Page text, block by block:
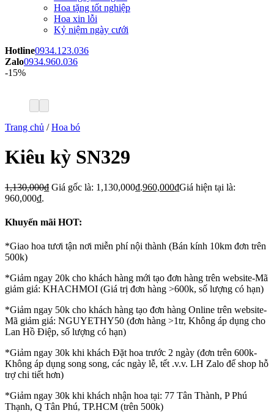
Hoa tặng tốt nghiệp
Hoa xin lỗi
Kỷ niệm ngày cưới
Hotline0934.123.036
Zalo0934.960.036
-15%
Trang chủ / Hoa bó
Kiêu kỳ SN329
1,130,000₫ Giá gốc là: 1,130,000₫.960,000₫Giá hiện tại là:
960,000₫.
Khuyến mãi HOT:
*Giao hoa tươi tận nơi miễn phí nội thành (Bán kính 10km đơn trên
500k)
*Giảm ngay 20k cho khách hàng mới tạo đơn hàng trên website-Mã
giảm giá: KHACHMOI (Giá trị đơn hàng >600k, số lượng có hạn)
*Giảm ngay 50k cho khách hàng tạo đơn hàng Online trên website-
Mã giảm giá: NGUYETHY50 (đơn hàng >1tr, Không áp dụng cho
Lan Hồ Điệp, số lượng có hạn)
*Giảm ngay 30k khi khách Đặt hoa trước 2 ngày (đơn trên 600k-
Không áp dụng song song, các ngày lễ, tết .v.v. LH Zalo để shop hỗ
trợ chi tiết hơn)
*Giảm ngay 30k khi khách nhận hoa tại: 77 Tân Thành, P Phú
Thạnh, Q Tân Phú, TP.HCM (trên 500k)